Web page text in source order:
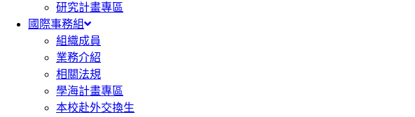
研究計畫專區
國際事務組
組織成員
業務介紹
相關法規
學海計畫專區
本校赴外交換生